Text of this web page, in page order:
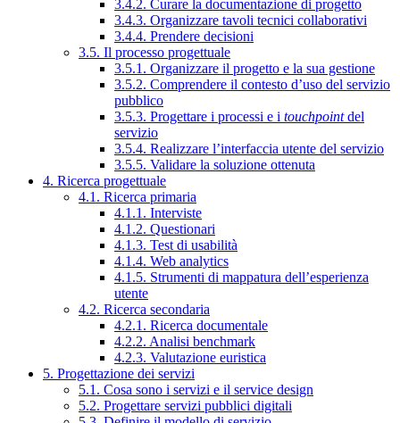
3.4.2. Curare la documentazione di progetto
3.4.3. Organizzare tavoli tecnici collaborativi
3.4.4. Prendere decisioni
3.5. Il processo progettuale
3.5.1. Organizzare il progetto e la sua gestione
3.5.2. Comprendere il contesto d’uso del servizio
pubblico
3.5.3. Progettare i processi e i touchpointdel
servizio
3.5.4. Realizzare l’interfaccia utente del servizio
3.5.5. Validare la soluzione ottenuta
4. Ricerca progettuale
4.1. Ricerca primaria
4.1.1. Interviste
4.1.2. Questionari
4.1.3. Test di usabilità
4.1.4. Web analytics
4.1.5. Strumenti di mappatura dell’esperienza
utente
4.2. Ricerca secondaria
4.2.1. Ricerca documentale
4.2.2. Analisi benchmark
4.2.3. Valutazione euristica
5. Progettazione dei servizi
5.1. Cosa sono i servizi e il service design
5.2. Progettare servizi pubblici digitali